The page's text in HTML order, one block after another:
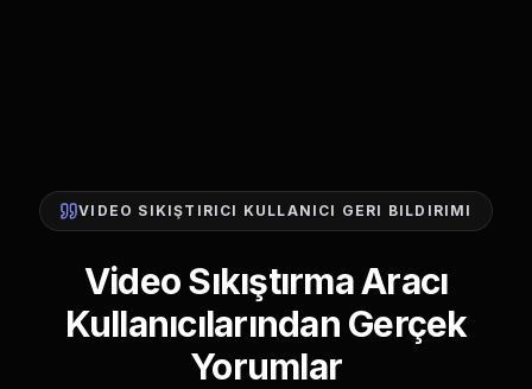
VIDEO SIKIŞTIRICI KULLANICI GERI BILDIRIMI
Video Sıkıştırma Aracı
Kullanıcılarından Gerçek
Yorumlar